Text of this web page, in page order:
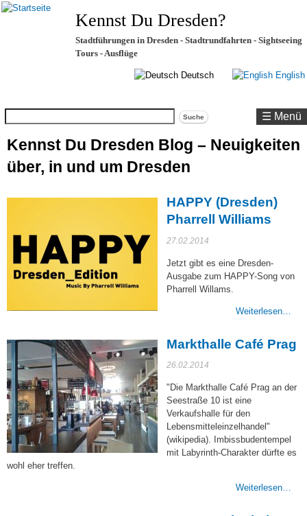
Kennst Du Dresden?
Stadtführungen in Dresden - Stadtrundfahrten - Sightseeing
Tours - Ausflüge
Deutsch English
☰ Menü
Kennst Du Dresden Blog – Neuigkeiten
über, in und um Dresden
HAPPY (Dresden)
Pharrell Williams
27.02.2014
Jetzt gibt es eine Dresden-
Ausgabe zum HAPPY-Song von
Pharrell Willams.
Weiterlesen…
Markthalle Café Prag
26.02.2014
"Die Markthalle Café Prag an der
Seestraße 10 ist eine
Verkaufshalle für den
Lebensmitteleinzelhandel"
(wikipedia). Imbissbudentempel
mit Labyrinth-Charakter dürfte es
wohl eher treffen.
Weiterlesen…